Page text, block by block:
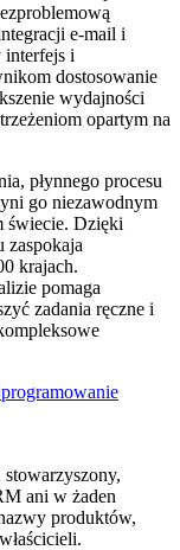
e-mail i
interfejs i
dostosowanie
wydajności
opartym na
płynnego procesu
go niezawodnym
świecie. Dzięki
zaspokaja
krajach.
pomaga
zadania ręczne i
stowarzyszony,
ani w żaden
produktów,